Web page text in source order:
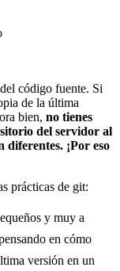
código fuente. Si
de la última
bien, no tienes
del servidor al
diferentes. ¡Por eso
prácticas de git:
y muy a
en cómo
versión en un